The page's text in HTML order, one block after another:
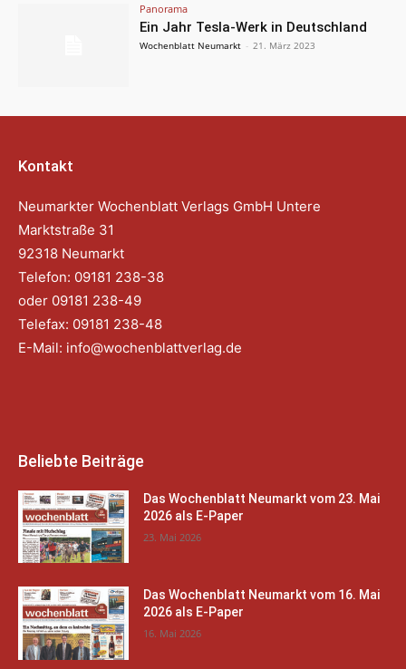
Panorama
Ein Jahr Tesla-Werk in Deutschland
Wochenblatt Neumarkt - 21. März 2023
Kontakt
Neumarkter Wochenblatt Verlags GmbH Untere
Marktstraße 31
92318 Neumarkt
Telefon: 09181 238-38
oder 09181 238-49
Telefax: 09181 238-48
E-Mail: info@wochenblattverlag.de
Beliebte Beiträge
Das Wochenblatt Neumarkt vom 23. Mai
2026 als E-Paper
23. Mai 2026
Das Wochenblatt Neumarkt vom 16. Mai
2026 als E-Paper
16. Mai 2026